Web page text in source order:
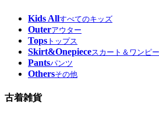
Kids Allすべてのキッズ
Outerアウター
Tops トップス
Skirt&Onepieceスカート＆ワンピ
Pantsパンツ
Othersその他
古着雑貨